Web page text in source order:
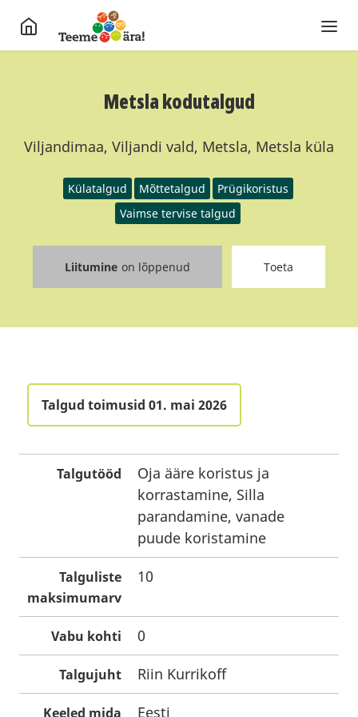
Metsla kodutalgud
Viljandimaa, Viljandi vald, Metsla, Metsla küla
Külatalgud Mõttetalgud
Prügikoristus
Vaimse tervise talgud
Liitumine on lõppenud Toeta
Talgud toimusid 01. mai 2026
Talgutööd
Oja ääre koristus ja
korrastamine, Silla
parandamine, vanade
puude koristamine
Talguliste
maksimumarv
10
Vabu kohti 0
Talgujuht Riin Kurrikoff
Keeled mida Eesti